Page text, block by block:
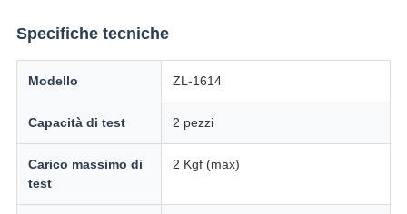
Specifiche tecniche
Modello ZL-1614
Capacità di test 2 pezzi
Carico massimo di
test
2 Kgf (max)